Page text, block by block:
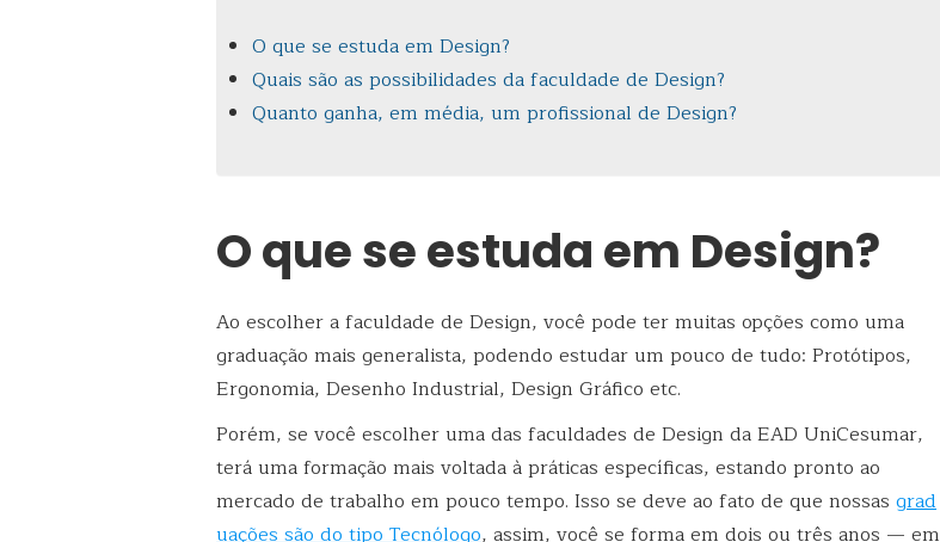
O que se estuda em Design?
Quais são as possibilidades da faculdade de Design?
Quanto ganha, em média, um profissional de Design?
O que se estuda em Design?
Ao escolher a faculdade de Design, você pode ter muitas opções como uma
graduação mais generalista, podendo estudar um pouco de tudo: Protótipos,
Ergonomia, Desenho Industrial, Design Gráfico etc.
Porém, se você escolher uma das faculdades de Design da EAD UniCesumar,
terá uma formação mais voltada à práticas específicas, estando pronto ao
mercado de trabalho em pouco tempo. Isso se deve ao fato de que nossas grad
uações são do tipo Tecnólogo, assim, você se forma em dois ou três anos — em